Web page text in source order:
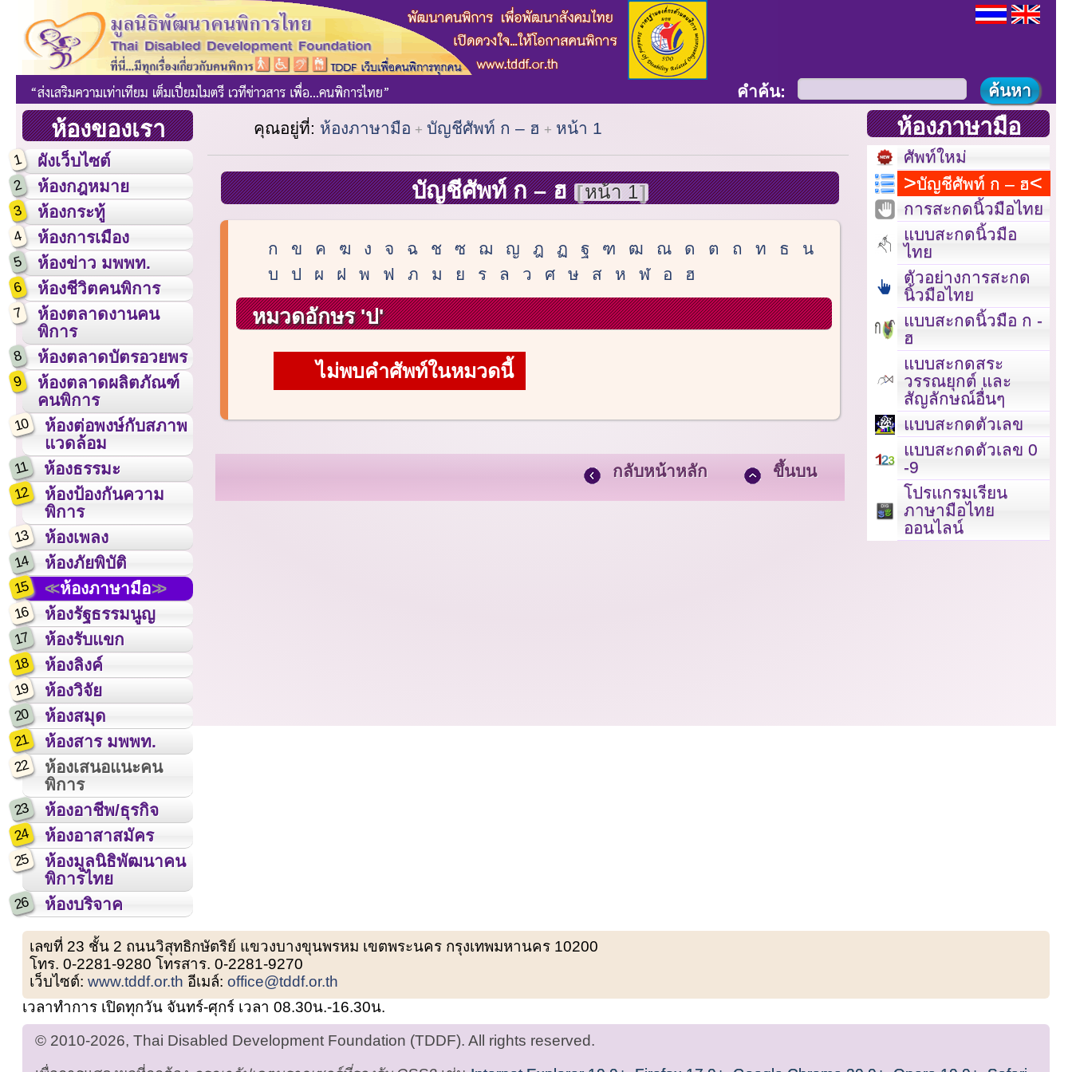
ห้องของเรา
1 ผังเว็บไซต์
2 ห้องกฎหมาย
3 ห้องกระทู้
4 ห้องการเมือง
5 ห้องข่าว มพพท.
6 ห้องชีวิตคนพิการ
7
ห้องตลาดงานคน
พิการ
8 ห้องตลาดบัตรอวยพร
9
ห้องตลาดผลิตภัณฑ์
คนพิการ
10
ห้องต่อพงษ์กับสภาพ
แวดล้อม
11 ห้องธรรมะ
12
ห้องป้องกันความ
พิการ
13 ห้องเพลง
14 ห้องภัยพิบัติ
15 ห้องภาษามือ
16 ห้องรัฐธรรมนูญ
17 ห้องรับแขก
18 ห้องลิงค์
19 ห้องวิจัย
20 ห้องสมุด
21 ห้องสาร มพพท.
22
ห้องเสนอแนะคน
พิการ
23 ห้องอาชีพ/ธุรกิจ
24 ห้องอาสาสมัคร
25
ห้องมูลนิธิพัฒนาคน
พิการไทย
26 ห้องบริจาค
คำค้น:
คุณอยู่ที่: ห้องภาษามือ บัญชีศัพท์ ก – ฮ หน้า 1
บัญชีศัพท์ ก – ฮ หน้า 1
ก ข ค ฆ ง จ ฉ ช ซ ฌ ญ ฎ ฏ ฐ ฑ ฒ ณ ด ต ถ ท ธ
น
บ
ป ผ ฝ พ ฟ ภ ม ย ร ล ว ศ ษ ส ห ฬ อ ฮ
หมวดอักษร 'ป'
ไม่พบคำศัพท์ในหมวดนี้
กลับหน้าหลัก ขึ้นบน
ห้องภาษามือ
ศัพท์ใหม่
บัญชีศัพท์ ก – ฮ
การสะกดนิ้วมือไทย
แบบสะกดนิ้วมือ
ไทย
ตัวอย่างการสะกด
นิ้วมือไทย
แบบสะกดนิ้วมือ ก -
ฮ
แบบสะกดสระ
วรรณยุกต์ และ
สัญลักษณ์อื่นๆ
แบบสะกดตัวเลข
แบบสะกดตัวเลข 0
-9
โปรแกรมเรียน
ภาษามือไทย
ออนไลน์
เลขที่ 23 ชั้น 2 ถนนวิสุทธิกษัตริย์ แขวงบางขุนพรหม เขตพระนคร กรุงเทพมหานคร 10200
โทร. 0-2281-9280 โทรสาร. 0-2281-9270
เว็บไซต์:www.tddf.or.th อีเมล์:office@tddf.or.th
เวลาทำการ เปิดทุกวัน จันทร์-ศุกร์ เวลา 08.30น.-16.30น.
© 2010-2026, Thai Disabled Development Foundation (TDDF). All rights reserved.